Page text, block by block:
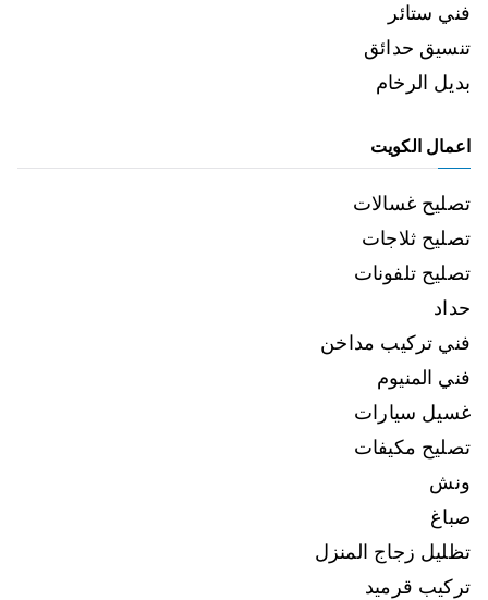
فني ستائر
تنسيق حدائق
بديل الرخام
اعمال الكويت
تصليح غسالات
تصليح ثلاجات
تصليح تلفونات
حداد
فني تركيب مداخن
فني المنيوم
غسيل سيارات
تصليح مكيفات
ونش
صباغ
تظليل زجاج المنزل
تركيب قرميد